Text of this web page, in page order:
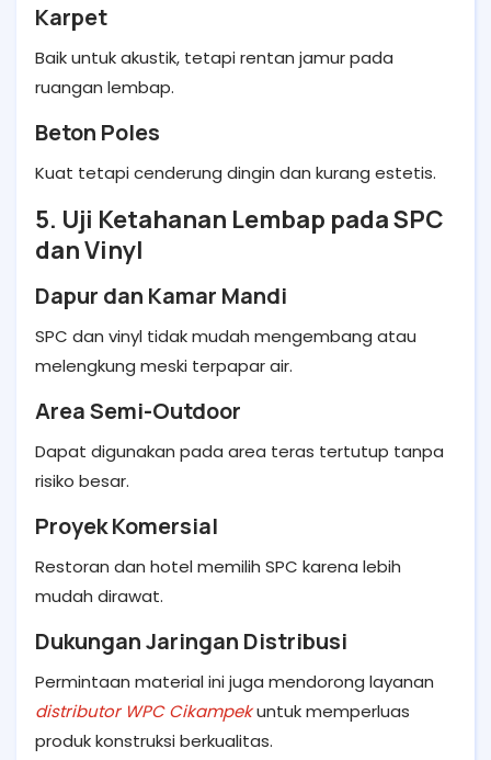
Karpet
Baik untuk akustik, tetapi rentan jamur pada
ruangan lembap.
Beton Poles
Kuat tetapi cenderung dingin dan kurang estetis.
5. Uji Ketahanan Lembap pada SPC
dan Vinyl
Dapur dan Kamar Mandi
SPC dan vinyl tidak mudah mengembang atau
melengkung meski terpapar air.
Area Semi-Outdoor
Dapat digunakan pada area teras tertutup tanpa
risiko besar.
Proyek Komersial
Restoran dan hotel memilih SPC karena lebih
mudah dirawat.
Dukungan Jaringan Distribusi
Permintaan material ini juga mendorong layanan
distributor WPC Cikampekuntuk memperluas
produk konstruksi berkualitas.